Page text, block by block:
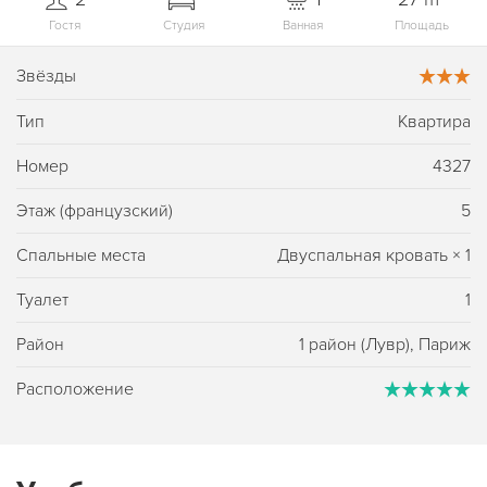
Гостя Студия Ванная Площадь
Звёзды
Тип Квартира
Номер 4327
Этаж (французский) 5
Спальные места Двуспальная кровать × 1
Туалет 1
Район 1 район (Лувр), Париж
Расположение